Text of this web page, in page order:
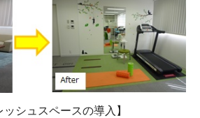
ッシュスペースの導入】